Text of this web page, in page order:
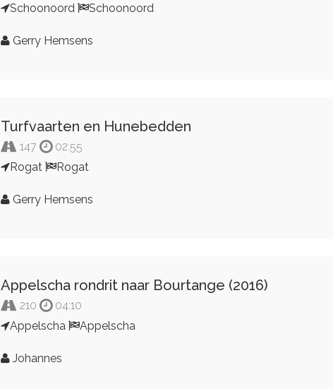
Schoonoord
Schoonoord
Gerry Hemsens
Turfvaarten en Hunebedden
147
02:55
Rogat
Rogat
Gerry Hemsens
Appelscha rondrit naar Bourtange (2016)
210
04:10
Appelscha
Appelscha
Johannes